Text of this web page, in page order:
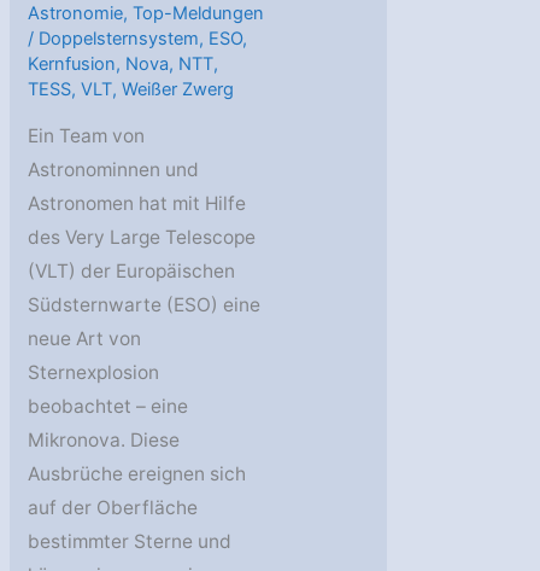
Astronomie,Top-Meldungen
/ Doppelsternsystem, ESO,
Kernfusion, Nova, NTT,
TESS,VLT,Weißer Zwerg
Ein Team von
Astronominnen und
Astronomen hat mit Hilfe
des Very Large Telescope
(VLT) der Europäischen
Südsternwarte (ESO) eine
neue Art von
Sternexplosion
beobachtet – eine
Mikronova. Diese
Ausbrüche ereignen sich
auf der Oberfläche
bestimmter Sterne und